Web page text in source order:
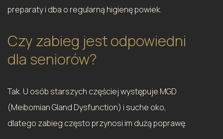
preparaty i dba o regularną higienę powiek.
Czy zabieg jest odpowiedni
dla seniorów?
Tak. U osób starszych częściej występuje MGD
(Meibomian Gland Dysfunction) i suche oko,
dlatego zabieg często przynosi im dużą poprawę.